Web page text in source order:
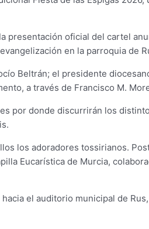
presentación oficial del cartel
en la parroquia de
Beltrán; el presidente
a través de Francisco M.
por donde discurrirán los
los adoradores tossirianos.
Eucarística de Murcia,
el auditorio municipal de